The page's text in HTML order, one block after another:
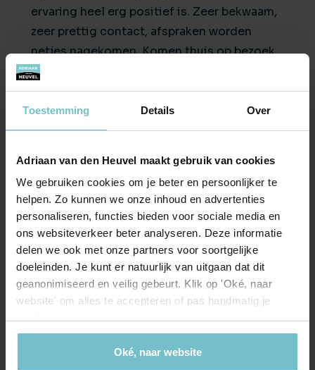
Toestemming Details Over
Adriaan van den Heuvel maakt gebruik van cookies
We gebruiken cookies om je beter en persoonlijker te
helpen. Zo kunnen we onze inhoud en advertenties
personaliseren, functies bieden voor sociale media en
ons websiteverkeer beter analyseren. Deze informatie
delen we ook met onze partners voor soortgelijke
doeleinden. Je kunt er natuurlijk van uitgaan dat dit
geanonimiseerd en veilig gebeurt. Klik op 'Oké, naar
website' om alles te accepteren of pas handmatig je
Oké, naar website
ervaring heel erg positief is. Zeer bekwaam,
zeer prettig contact, afspraken worden
netjes nagekomen. Komen thuis op bezoek
en een heel gemoedelijk,prettig en rustig en
duidelijk gesprek. Je weet waar je aan toe
bent en wat er gaat gebeuren. Dus wij
bevelen Adriaan van den Heuvel aan bij
Onze kantoren
Helmond
Hoofdstraat 155
Eindhoven
Aalsterweg 134c